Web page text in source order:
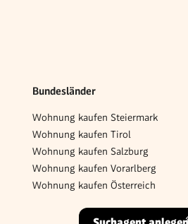
Bundesländer
Wohnung kaufen Steiermark
Wohnung kaufen Tirol
Wohnung kaufen Salzburg
Wohnung kaufen Vorarlberg
Wohnung kaufen Österreich